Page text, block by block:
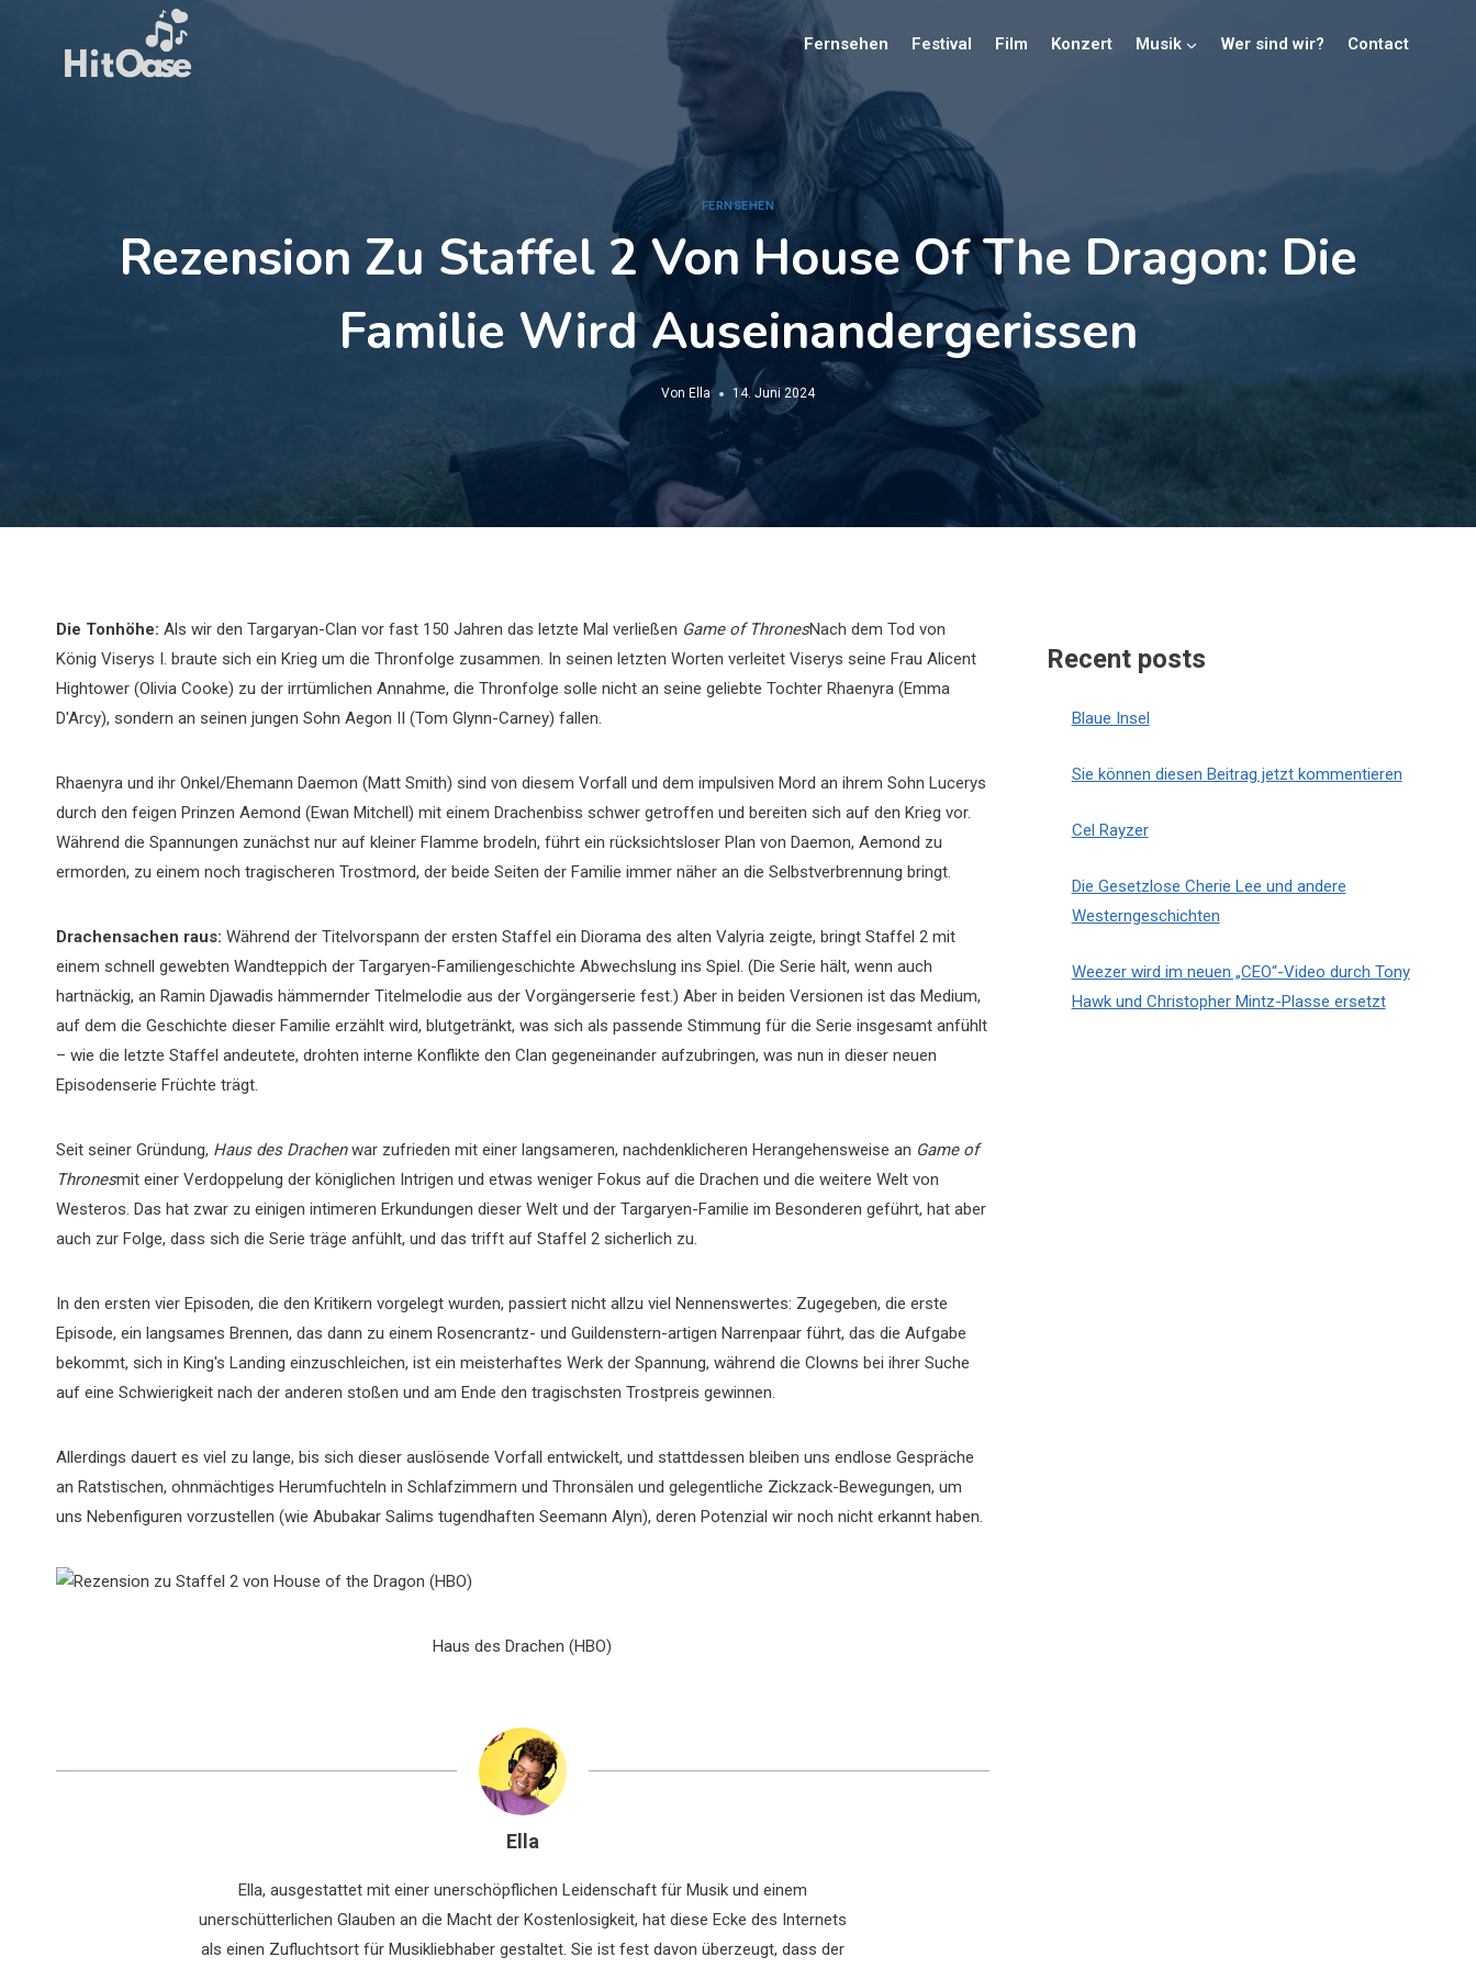
Fernsehen Festival Film Konzert Musik Wer sind wir? Contact
FERNSEHEN
Rezension Zu Staffel 2 Von House Of The Dragon: Die
Familie Wird Auseinandergerissen
Von Ella 14. Juni 2024
Die Tonhöhe: Als wir den Targaryan-Clan vor fast 150 Jahren das letzte Mal verließen Game of ThronesNach dem Tod von
König Viserys I. braute sich ein Krieg um die Thronfolge zusammen. In seinen letzten Worten verleitet Viserys seine Frau Alicent
Hightower (Olivia Cooke) zu der irrtümlichen Annahme, die Thronfolge solle nicht an seine geliebte Tochter Rhaenyra (Emma
D'Arcy), sondern an seinen jungen Sohn Aegon II (Tom Glynn-Carney) fallen.
Rhaenyra und ihr Onkel/Ehemann Daemon (Matt Smith) sind von diesem Vorfall und dem impulsiven Mord an ihrem Sohn Lucerys
durch den feigen Prinzen Aemond (Ewan Mitchell) mit einem Drachenbiss schwer getroffen und bereiten sich auf den Krieg vor.
Während die Spannungen zunächst nur auf kleiner Flamme brodeln, führt ein rücksichtsloser Plan von Daemon, Aemond zu
ermorden, zu einem noch tragischeren Trostmord, der beide Seiten der Familie immer näher an die Selbstverbrennung bringt.
Drachensachen raus: Während der Titelvorspann der ersten Staffel ein Diorama des alten Valyria zeigte, bringt Staffel 2 mit
einem schnell gewebten Wandteppich der Targaryen-Familiengeschichte Abwechslung ins Spiel. (Die Serie hält, wenn auch
hartnäckig, an Ramin Djawadis hämmernder Titelmelodie aus der Vorgängerserie fest.) Aber in beiden Versionen ist das Medium,
auf dem die Geschichte dieser Familie erzählt wird, blutgetränkt, was sich als passende Stimmung für die Serie insgesamt anfühlt
– wie die letzte Staffel andeutete, drohten interne Konflikte den Clan gegeneinander aufzubringen, was nun in dieser neuen
Episodenserie Früchte trägt.
Seit seiner Gründung, Haus des Drachenwar zufrieden mit einer langsameren, nachdenklicheren Herangehensweise an Game of
Thronesmit einer Verdoppelung der königlichen Intrigen und etwas weniger Fokus auf die Drachen und die weitere Welt von
Westeros. Das hat zwar zu einigen intimeren Erkundungen dieser Welt und der Targaryen-Familie im Besonderen geführt, hat aber
auch zur Folge, dass sich die Serie träge anfühlt, und das trifft auf Staffel 2 sicherlich zu.
In den ersten vier Episoden, die den Kritikern vorgelegt wurden, passiert nicht allzu viel Nennenswertes: Zugegeben, die erste
Episode, ein langsames Brennen, das dann zu einem Rosencrantz- und Guildenstern-artigen Narrenpaar führt, das die Aufgabe
bekommt, sich in King's Landing einzuschleichen, ist ein meisterhaftes Werk der Spannung, während die Clowns bei ihrer Suche
auf eine Schwierigkeit nach der anderen stoßen und am Ende den tragischsten Trostpreis gewinnen.
Allerdings dauert es viel zu lange, bis sich dieser auslösende Vorfall entwickelt, und stattdessen bleiben uns endlose Gespräche
an Ratstischen, ohnmächtiges Herumfuchteln in Schlafzimmern und Thronsälen und gelegentliche Zickzack-Bewegungen, um
uns Nebenfiguren vorzustellen (wie Abubakar Salims tugendhaften Seemann Alyn), deren Potenzial wir noch nicht erkannt haben.
Haus des Drachen (HBO)
Ella
Ella, ausgestattet mit einer unerschöpflichen Leidenschaft für Musik und einem
unerschütterlichen Glauben an die Macht der Kostenlosigkeit, hat diese Ecke des Internets
als einen Zufluchtsort für Musikliebhaber gestaltet. Sie ist fest davon überzeugt, dass der
Recent posts
Blaue Insel
Sie können diesen Beitrag jetzt kommentieren
Cel Rayzer
Die Gesetzlose Cherie Lee und andere
Westerngeschichten
Weezer wird im neuen „CEO“-Video durch Tony
Hawk und Christopher Mintz-Plasse ersetzt